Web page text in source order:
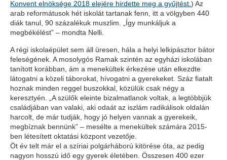
Konvent elnöksége 2018 elejére hirdette meg a gyűjtést. ) Az
arab reformátusok hét iskolát tartanak fenn, itt a völgyben 440
diák tanul, 90 százalékuk muszlim. „Így munkáljuk a
megbékélést” – mondta Nelli.
A régi iskolaépület sem áll üresen, hála a helyi lelkipásztor bátor
feleségének. A mosolygós Ramak szintén az egyházi iskolában
tanított korábban, ám a menekültek érkezése után elkezdte
látogatni a közeli táborokat, hívogatni a gyerekeket. Száz fiatalt
hoznak minden reggel buszokkal, közülük csak négy a
keresztyén. „A szülők eleinte bizalmatlanok voltak, a legtöbbjük
családjában van valaki, aki odaát az iszlám radikálisok oldalán
harcolt, de már tudják, hogy jó helyen vannak a gyerekeik,
megbíznak bennünk” – mesélte a menekültek számára 2015-
ben létesített oktatási központ vezetője.
Öt év telt már el a szíriai polgárháború kitörése óta, az pedig
nagyon hosszú idő egy gyerek életében. Összesen 400 ezer